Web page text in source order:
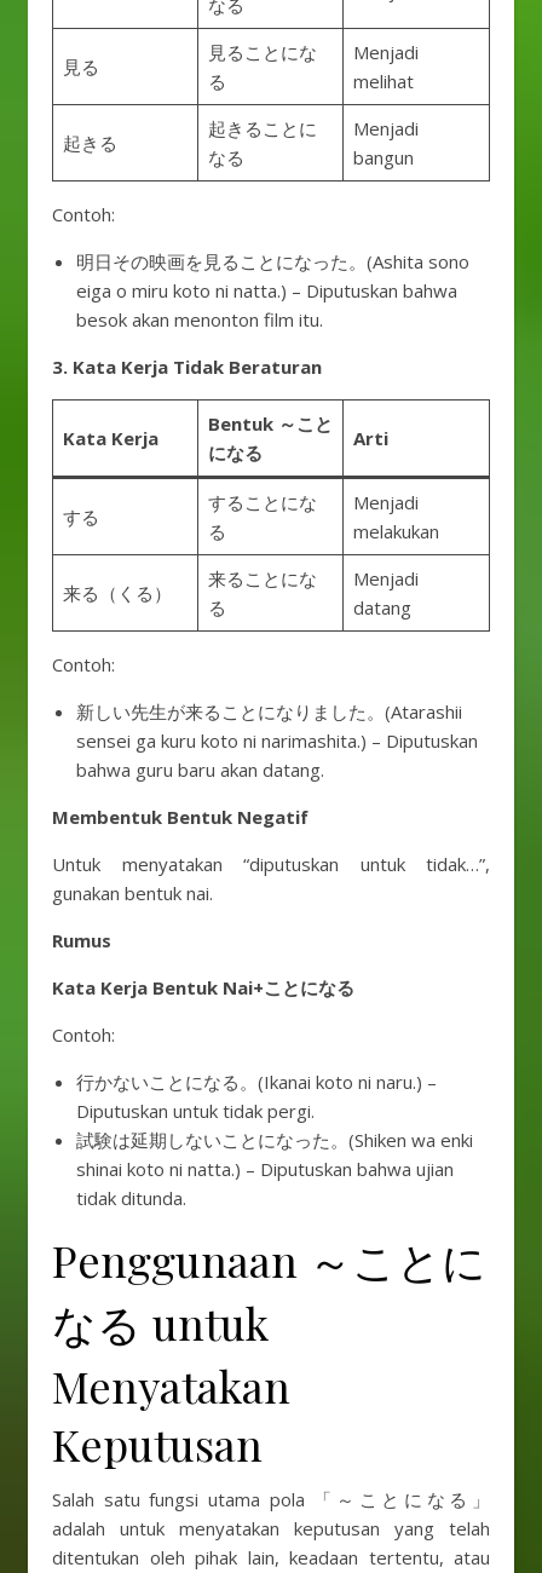
なる
見る
見ることにな
る
Menjadi
melihat
起きる
起きることに
なる
Menjadi
bangun
Contoh:
明日その映画を見ることになった。(Ashita sono
eiga o miru koto ni natta.) – Diputuskan bahwa
besok akan menonton film itu.
3. Kata Kerja Tidak Beraturan
Kata Kerja
Bentuk ～こと
になる
Arti
する
することにな
る
Menjadi
melakukan
来る（くる）
来ることにな
る
Menjadi
datang
Contoh:
新しい先生が来ることになりました。(Atarashii
sensei ga kuru koto ni narimashita.) – Diputuskan
bahwa guru baru akan datang.
Membentuk Bentuk Negatif
Untuk menyatakan “diputuskan untuk tidak…”,
gunakan bentuk nai.
Rumus
Kata Kerja Bentuk Nai+ことになる
Contoh:
行かないことになる。(Ikanai koto ni naru.) –
Diputuskan untuk tidak pergi.
試験は延期しないことになった。(Shiken wa enki
shinai koto ni natta.) – Diputuskan bahwa ujian
tidak ditunda.
Penggunaan ～ことに
なる untuk
Menyatakan
Keputusan
Salah satu fungsi utama pola 「～ことになる」
adalah untuk menyatakan keputusan yang telah
ditentukan oleh pihak lain, keadaan tertentu, atau